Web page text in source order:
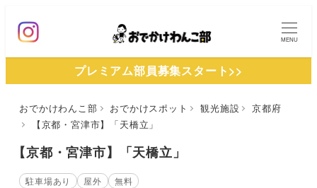
ン
MENU
プレミアム部員募集スタート>>
おでかけわんこ部 おでかけスポット 観光施設
京都府
【京都・宮津市】「天橋立」
【京都・宮津市】「天橋立」
駐車場あり 屋外
無料